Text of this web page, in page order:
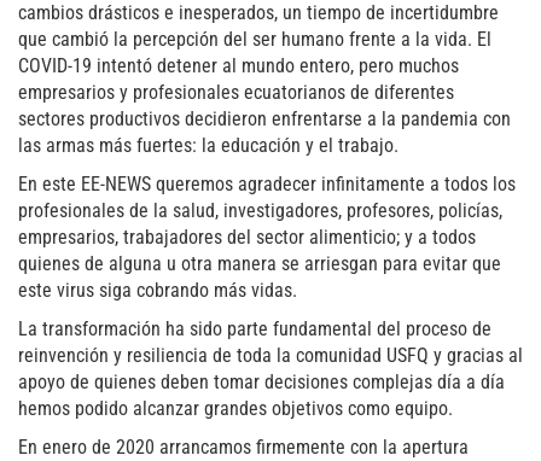
cambios drásticos e inesperados, un tiempo de incertidumbre
que cambió la percepción del ser humano frente a la vida. El
COVID-19 intentó detener al mundo entero, pero muchos
empresarios y profesionales ecuatorianos de diferentes
sectores productivos decidieron enfrentarse a la pandemia con
las armas más fuertes: la educación y el trabajo.
En este EE-NEWS queremos agradecer infinitamente a todos los
profesionales de la salud, investigadores, profesores, policías,
empresarios, trabajadores del sector alimenticio; y a todos
quienes de alguna u otra manera se arriesgan para evitar que
este virus siga cobrando más vidas.
La transformación ha sido parte fundamental del proceso de
reinvención y resiliencia de toda la comunidad USFQ y gracias al
apoyo de quienes deben tomar decisiones complejas día a día
hemos podido alcanzar grandes objetivos como equipo.
En enero de 2020 arrancamos firmemente con la apertura